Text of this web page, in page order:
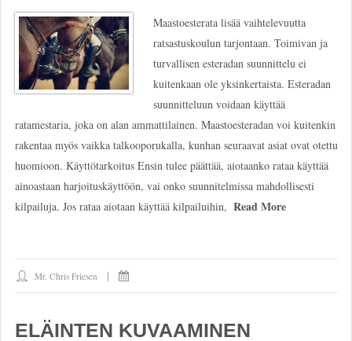
Maastoesterata lisää vaihtelevuutta
ratsastuskoulun tarjontaan. Toimivan ja
turvallisen esteradan suunnittelu ei
kuitenkaan ole yksinkertaista. Esteradan
suunnitteluun voidaan käyttää
ratamestaria, joka on alan ammattilainen. Maastoesteradan voi kuitenkin
rakentaa myös vaikka talkooporukalla, kunhan seuraavat asiat ovat otettu
huomioon. Käyttötarkoitus Ensin tulee päättää, aiotaanko rataa käyttää
ainoastaan harjoituskäyttöön, vai onko suunnitelmissa mahdollisesti
kilpailuja. Jos rataa aiotaan käyttää kilpailuihin, Read More
Mr. Chris Friesen
ELÄINTEN KUVAAMINEN